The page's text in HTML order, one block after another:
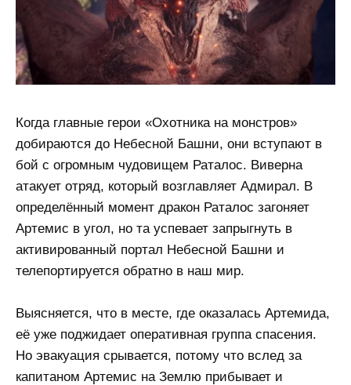
Когда главные герои «Охотника на монстров»
добираются до Небесной Башни, они вступают в
бой с огромным чудовищем Раталос. Виверна
атакует отряд, который возглавляет Адмирал. В
определённый момент дракон Раталос загоняет
Артемис в угол, но та успевает запрыгнуть в
активированный портал Небесной Башни и
телепортируется обратно в наш мир.
Выясняется, что в месте, где оказалась Артемида,
её уже поджидает оперативная группа спасения.
Но эвакуация срывается, потому что вслед за
капитаном Артемис на Землю прибывает и